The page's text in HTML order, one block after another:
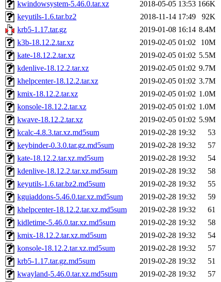
kwindowsystem-5.46.0.tar.xz
2018-05-05 13:53 166K
keyutils-1.6.tar.bz2
2018-11-14 17:49
92K
krb5-1.17.tar.gz
2019-01-08 16:14 8.4M
k3b-18.12.2.tar.xz
2019-02-05 01:02
10M
kate-18.12.2.tar.xz
2019-02-05 01:02 5.5M
kdenlive-18.12.2.tar.xz
2019-02-05 01:02 9.7M
khelpcenter-18.12.2.tar.xz
2019-02-05 01:02 3.7M
kmix-18.12.2.tar.xz
2019-02-05 01:02 1.0M
konsole-18.12.2.tar.xz
2019-02-05 01:02 1.0M
kwave-18.12.2.tar.xz
2019-02-05 01:02 5.9M
kcalc-4.8.3.tar.xz.md5sum
2019-02-28 19:32
53
keybinder-0.3.0.tar.gz.md5sum
2019-02-28 19:32
57
kate-18.12.2.tar.xz.md5sum
2019-02-28 19:32
54
kdenlive-18.12.2.tar.xz.md5sum
2019-02-28 19:32
58
keyutils-1.6.tar.bz2.md5sum
2019-02-28 19:32
55
kguiaddons-5.46.0.tar.xz.md5sum
2019-02-28 19:32
59
khelpcenter-18.12.2.tar.xz.md5sum
2019-02-28 19:32
61
kidletime-5.46.0.tar.xz.md5sum
2019-02-28 19:32
58
kmix-18.12.2.tar.xz.md5sum
2019-02-28 19:32
54
konsole-18.12.2.tar.xz.md5sum
2019-02-28 19:32
57
krb5-1.17.tar.gz.md5sum
2019-02-28 19:32
51
kwayland-5.46.0.tar.xz.md5sum
2019-02-28 19:32
57